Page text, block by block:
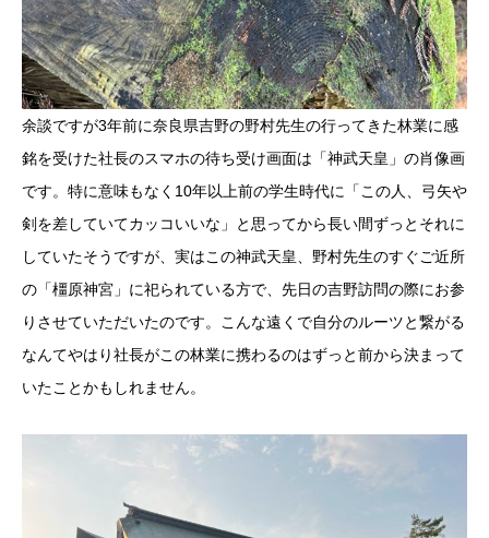
余談ですが3年前に奈良県吉野の野村先生の行ってきた林業に感
銘を受けた社長のスマホの待ち受け画面は「神武天皇」の肖像画
です。特に意味もなく10年以上前の学生時代に「この人、弓矢や
剣を差していてカッコいいな」と思ってから長い間ずっとそれに
していたそうですが、実はこの神武天皇、野村先生のすぐご近所
の「橿原神宮」に祀られている方で、先日の吉野訪問の際にお参
りさせていただいたのです。こんな遠くで自分のルーツと繋がる
なんてやはり社長がこの林業に携わるのはずっと前から決まって
いたことかもしれません。